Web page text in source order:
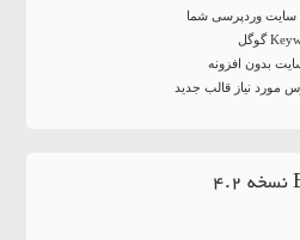
سایت وردپرسی شما
بدون افزونه
مورد نیاز قالب جدید